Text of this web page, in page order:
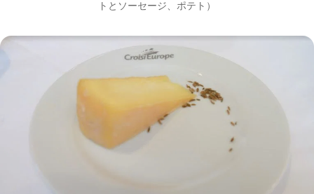
トとソーセージ、ポテト）